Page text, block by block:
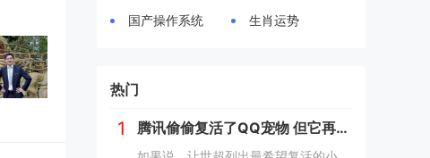
国产操作系统
生肖运势
热门
1 腾讯偷偷复活了QQ宠物 但它再也不会死了